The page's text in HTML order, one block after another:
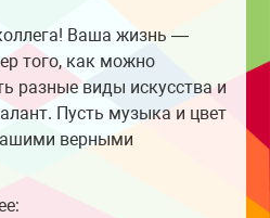
Ваша жизнь —
того, как можно
разные виды искусства и
Пусть музыка и цвет
верными